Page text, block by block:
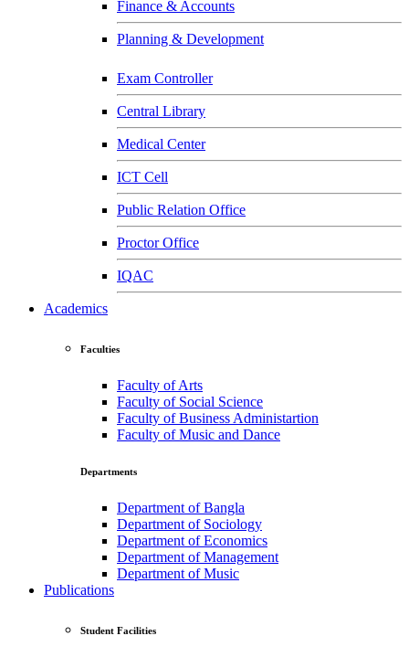
Finance & Accounts
Planning & Development
Exam Controller
Central Library
Medical Center
ICT Cell
Public Relation Office
Proctor Office
IQAC
Academics
Faculties
Faculty of Arts
Faculty of Social Science
Faculty of Business Administartion
Faculty of Music and Dance
Departments
Department of Bangla
Department of Sociology
Department of Economics
Department of Management
Department of Music
Publications
Student Facilities